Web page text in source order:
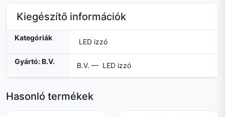
Kiegészítő információk
Kategóriák LED izzó
Gyártó: B.V. B.V. — LED izzó
Hasonló termékek